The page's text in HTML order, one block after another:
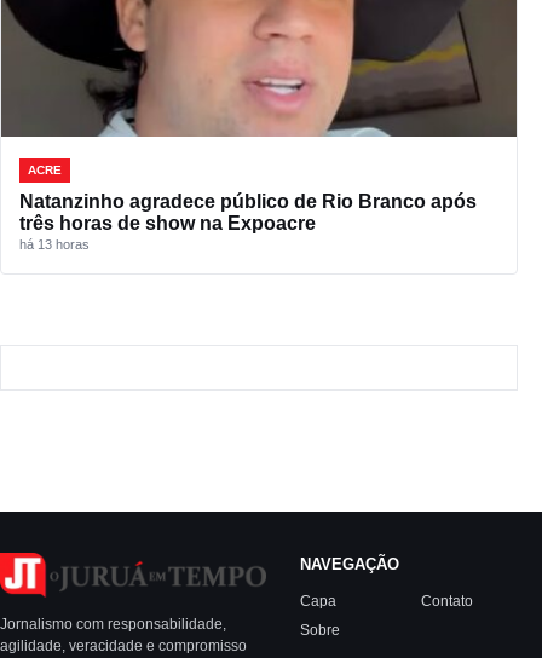
ACRE
Natanzinho agradece público de Rio Branco após
três horas de show na Expoacre
há 13 horas
Jornalismo com responsabilidade,
agilidade, veracidade e compromisso
NAVEGAÇÃO
Capa
Sobre
Contato